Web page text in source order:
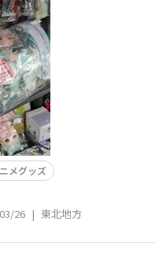
メグッズ
03/26 | 東北地方